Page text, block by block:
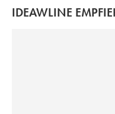
IDEAWLINE